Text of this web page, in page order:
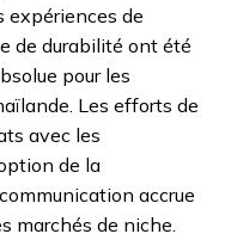
expériences de
de durabilité ont été
pour les
Les efforts de
avec les
de la
accrue
marchés de niche.